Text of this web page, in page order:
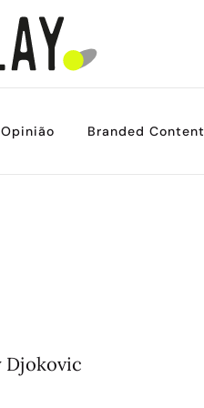
Opinião Branded Content